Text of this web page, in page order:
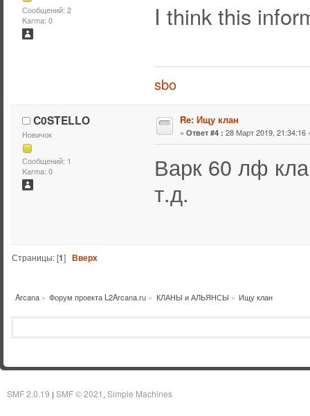
Сообщений: 2
Karma: 0
I think this
sbo
C0STELLO
Новичок
Сообщений: 1
Karma: 0
Re: Ищу клан
« Ответ #4 : 28 Март 2019, 21:34:16
Варк 60 лф
т.д.
Страницы: [1]Вверх
Arcana» Форум проекта L2Arcana.ru » КЛАНЫ и АЛЬЯНСЫ » Ищу клан
SMF 2.0.19 | SMF © 2021 Simple Machines